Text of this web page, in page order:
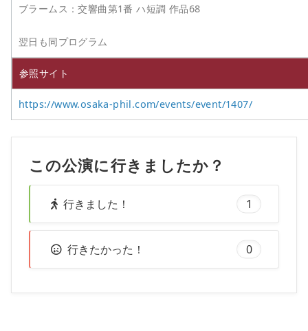
ブラームス：交響曲第1番 ハ短調 作品68
翌日も同プログラム
参照サイト
https://www.osaka-phil.com/events/event/1407/
この公演に行きましたか？
行きました！ 1
行きたかった！ 0